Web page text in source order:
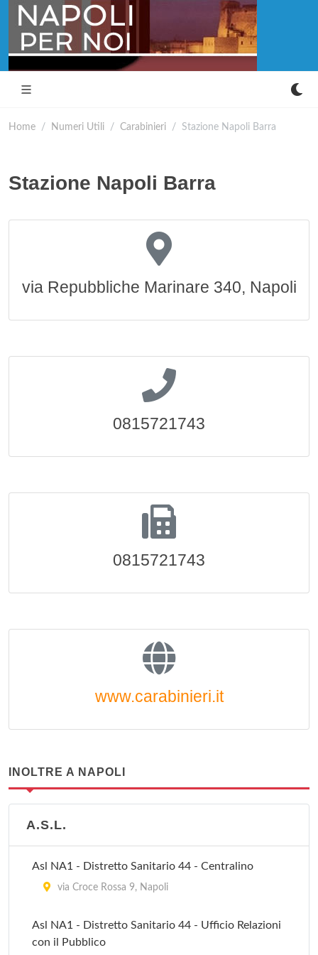
Home Numeri Utili Carabinieri Stazione Napoli Barra
Stazione Napoli Barra
via Repubbliche Marinare 340, Napoli
0815721743
0815721743
www.carabinieri.it
INOLTRE A NAPOLI
A.S.L.
Asl NA1 - Distretto Sanitario 44 - Centralino
via Croce Rossa 9, Napoli
Asl NA1 - Distretto Sanitario 44 - Ufficio Relazioni
con il Pubblico